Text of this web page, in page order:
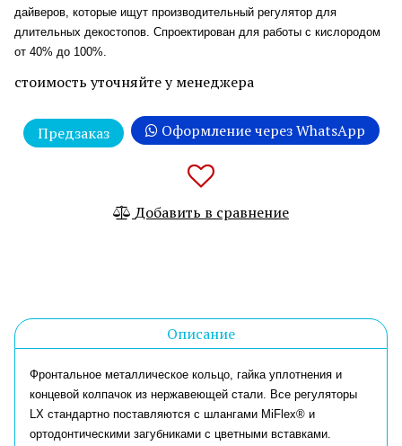
дайверов, которые ищут производительный регулятор для
длительных декостопов. Спроектирован для работы с кислородом
от 40% до 100%.
стоимость уточняйте у менеджера
Предзаказ Оформление через WhatsApp
Добавить в сравнение
Описание
Фронтальное металлическое кольцо, гайка уплотнения и
концевой колпачок из нержавеющей стали. Все регуляторы
LX стандартно поставляются с шлангами MiFlex® и
ортодонтическими загубниками с цветными вставками.